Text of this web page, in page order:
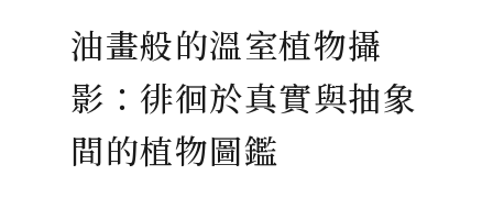
油畫般的溫室植物攝
影：徘徊於真實與抽象
間的植物圖鑑